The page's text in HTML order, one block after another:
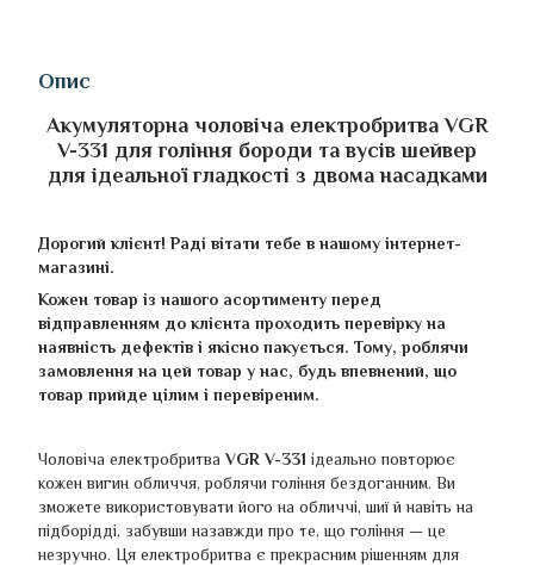
Опис
Акумуляторна чоловіча електробритва VGR
V-331 для гоління бороди та вусів шейвер
для ідеальної гладкості з двома насадками
Дорогий клієнт! Раді вітати тебе в нашому інтернет-
магазині.
Кожен товар із нашого асортименту перед
відправленням до клієнта проходить перевірку на
наявність дефектів і якісно пакується. Тому, роблячи
замовлення на цей товар у нас, будь впевнений, що
товар прийде цілим і перевіреним.
Чоловіча електробритва VGR V-331 ідеально повторює
кожен вигин обличчя, роблячи гоління бездоганним. Ви
зможете використовувати його на обличчі, шиї й навіть на
підборідді, забувши назавжди про те, що гоління — це
незручно. Ця електробритва є прекрасним рішенням для